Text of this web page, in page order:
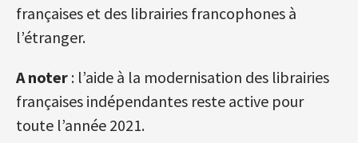
françaises et des librairies francophones à
l’étranger.
A noter : l’aide à la modernisation des librairies
françaises indépendantes reste active pour
toute l’année 2021.